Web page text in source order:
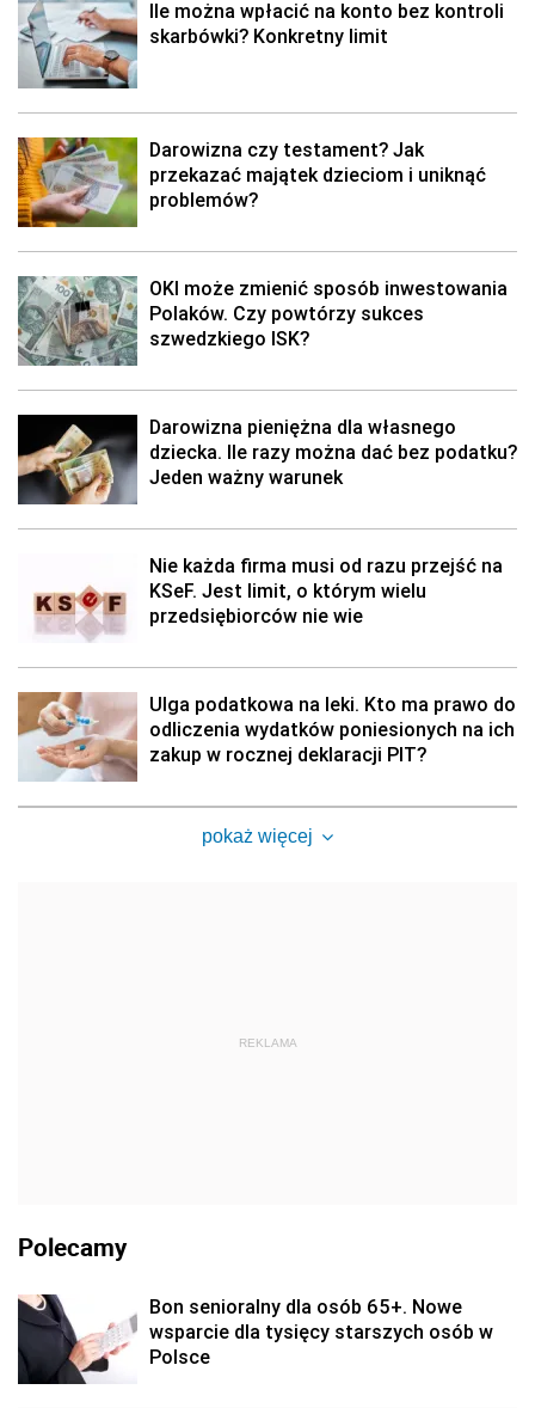
Ile można wpłacić na konto bez kontroli
skarbówki? Konkretny limit
Darowizna czy testament? Jak
przekazać majątek dzieciom i uniknąć
problemów?
OKI może zmienić sposób inwestowania
Polaków. Czy powtórzy sukces
szwedzkiego ISK?
Darowizna pieniężna dla własnego
dziecka. Ile razy można dać bez podatku?
Jeden ważny warunek
Nie każda firma musi od razu przejść na
KSeF. Jest limit, o którym wielu
przedsiębiorców nie wie
Ulga podatkowa na leki. Kto ma prawo do
odliczenia wydatków poniesionych na ich
zakup w rocznej deklaracji PIT?
pokaż więcej
REKLAMA
Polecamy
Bon senioralny dla osób 65+. Nowe
wsparcie dla tysięcy starszych osób w
Polsce